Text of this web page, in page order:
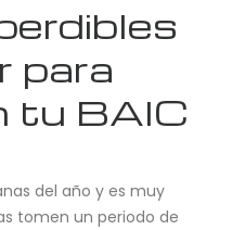
para
tu BAIC
del año y es muy
tomen un periodo de